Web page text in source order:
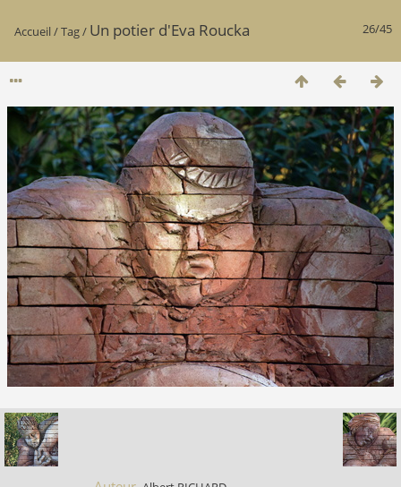
26/45
Accueil/Tag/ Un potier d'Eva Roucka